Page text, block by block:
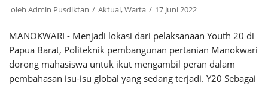
oleh Admin Pusdiktan Aktual,Warta 17 Juni 2022
MANOKWARI - Menjadi lokasi dari pelaksanaan Youth 20 di
Papua Barat, Politeknik pembangunan pertanian Manokwari
dorong mahasiswa untuk ikut mengambil peran dalam
pembahasan isu-isu global yang sedang terjadi. Y20 Sebagai